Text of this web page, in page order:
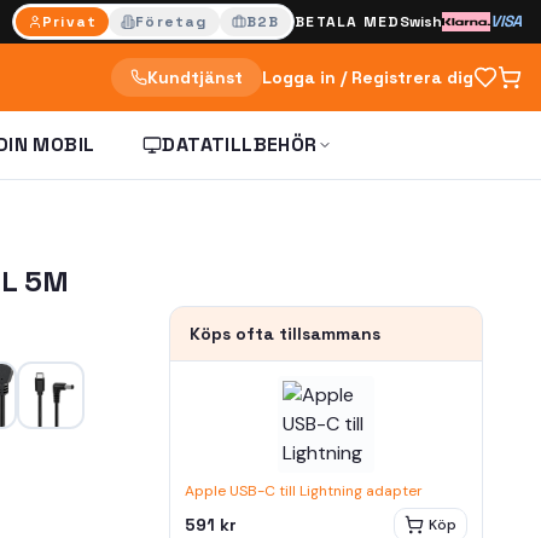
Privat Företag B2B BETALA MEDSwish VISA
Kundtjänst Logga in / Registrera dig
MOBIL DATATILLBEHÖR
5M
Köps ofta tillsammans
Apple USB-C till Lightning adapter
591 kr Köp